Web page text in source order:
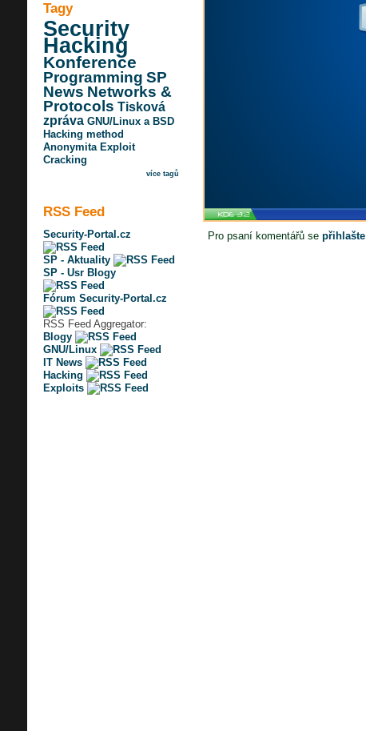
Tagy
Security
Hacking
Konference
Programming SP
News Networks &
Protocols Tisková
zpráva GNU/Linux a BSD
Hacking method
Anonymita Exploit
Cracking
více tagů
RSS Feed
Security-Portal.cz
SP - Aktuality
SP - Usr Blogy
Fórum Security-Portal.cz
RSS Feed Aggregator:
Blogy
GNU/Linux
IT News
Hacking
Exploits
Pro psaní komentářů sepřihlašte